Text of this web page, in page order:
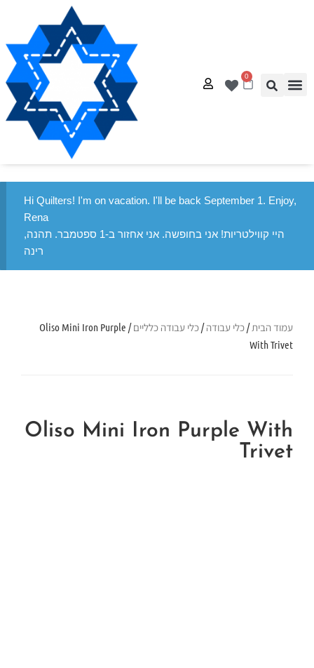
0
Hi Quilters! I'm on vacation. I'll be back September 1. Enjoy,
Rena
היי קווילטריות! אני בחופשה. אני אחזור ב-1 ספטמבר. תהנה,
רינה
עמוד הבית/כלי עבודה/כלי עבודה כלליים
/ Oliso Mini Iron Purple
With Trivet
Oliso Mini Iron Purple With
Trivet